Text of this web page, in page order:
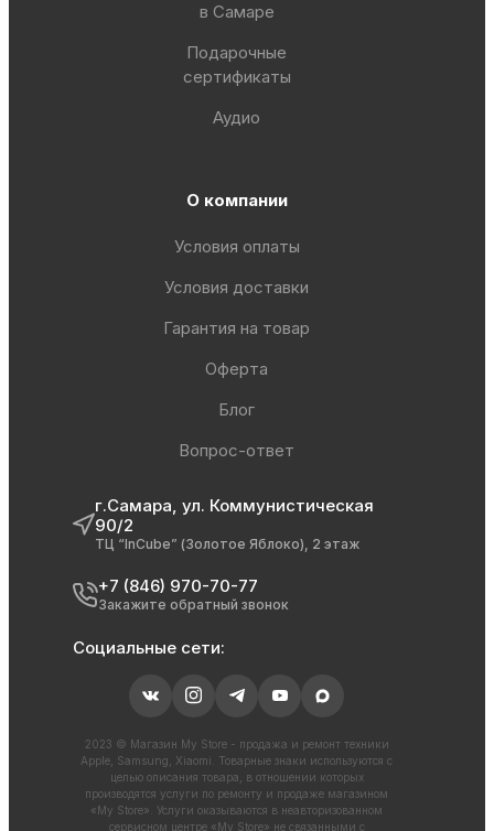
в Самаре
Подарочные
сертификаты
Аудио
О компании
Условия оплаты
Условия доставки
Гарантия на товар
Оферта
Блог
Вопрос-ответ
г.Самара, ул. Коммунистическая
90/2
ТЦ “InCube” (Золотое Яблоко), 2 этаж
+7 (846) 970-70-77
Закажите обратный звонок
Социальные сети:
2023 © Магазин My Store - продажа и ремонт техники
Apple, Samsung, Xiaomi. Товарные знаки используются с
целью описания товара, в отношении которых
производятся услуги по ремонту и продаже магазином
«My Store». Услуги оказываются в неавторизованном
сервисном центре «My Store» не связанными с